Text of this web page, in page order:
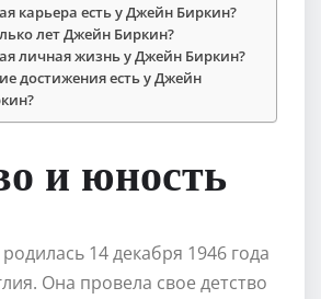
карьера есть у Джейн Биркин?
лет Джейн Биркин?
личная жизнь у Джейн Биркин?
достижения есть у Джейн
и юность
14 декабря 1946 года
Она провела свое детство